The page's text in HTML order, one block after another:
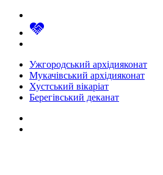
Ужгородський архідияконат
Мукачівський архідияконат
Хустський вікаріат
Берегівський деканат